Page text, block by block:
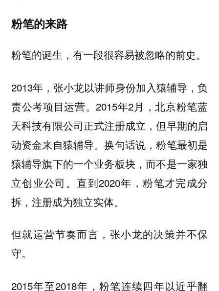
粉笔的来路
粉笔的诞生，有一段很容易被忽略的前史。
2013年，张小龙以讲师身份加入猿辅导，负
责公考项目运营。2015年2月，北京粉笔蓝
天科技有限公司正式注册成立，但早期的启
动资金来自猿辅导。换句话说，粉笔最初是
猿辅导旗下的一个业务板块，而不是一家独
立创业公司。直到2020年，粉笔才完成分
拆，注册成为独立实体。
但就运营节奏而言，张小龙的决策并不保
守。
2015年至2018年，粉笔连续四年以近乎翻